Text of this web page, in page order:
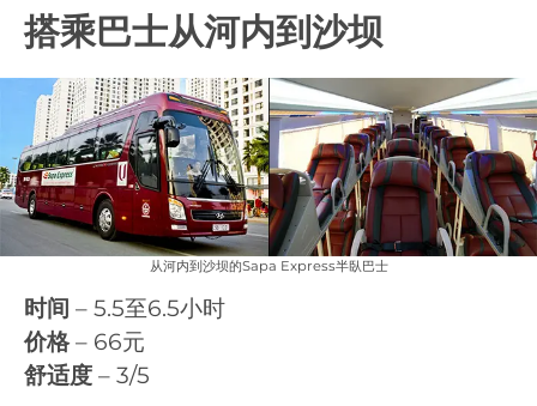
搭乘巴士从河内到沙坝
从河内到沙坝的Sapa Express半臥巴士
时间 – 5.5至6.5小时
价格– 66元
舒适度 – 3/5